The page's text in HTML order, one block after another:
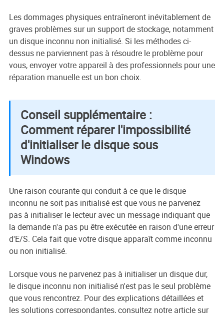
Les dommages physiques entraîneront inévitablement de
graves problèmes sur un support de stockage, notamment
un disque inconnu non initialisé. Si les méthodes ci-
dessus ne parviennent pas à résoudre le problème pour
vous, envoyer votre appareil à des professionnels pour une
réparation manuelle est un bon choix.
Conseil supplémentaire :
Comment réparer l'impossibilité
d'initialiser le disque sous
Windows
Une raison courante qui conduit à ce que le disque
inconnu ne soit pas initialisé est que vous ne parvenez
pas à initialiser le lecteur avec un message indiquant que
la demande n'a pas pu être exécutée en raison d'une erreur
d'E/S. Cela fait que votre disque apparaît comme inconnu
ou non initialisé.
Lorsque vous ne parvenez pas à initialiser un disque dur,
le disque inconnu non initialisé n'est pas le seul problème
que vous rencontrez. Pour des explications détaillées et
les solutions correspondantes, consultez notre article sur